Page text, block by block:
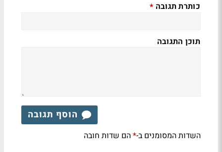
כותרת תגובה *
תוכן התגובה
הוסף תגובה
השדות המסומנים ב-*הם שדות חובה